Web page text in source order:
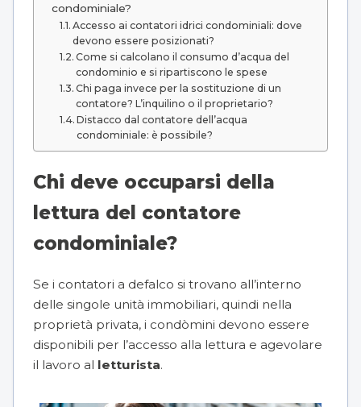
condominiale?
Accesso ai contatori idrici condominiali: dove
devono essere posizionati?
Come si calcolano il consumo d’acqua del
condominio e si ripartiscono le spese
Chi paga invece per la sostituzione di un
contatore? L’inquilino o il proprietario?
Distacco dal contatore dell’acqua
condominiale: è possibile?
Chi deve occuparsi della
lettura del contatore
condominiale?
Se i contatori a defalco si trovano all’interno
delle singole unità immobiliari, quindi nella
proprietà privata, i condòmini devono essere
disponibili per l’accesso alla lettura e agevolare
il lavoro al letturista.